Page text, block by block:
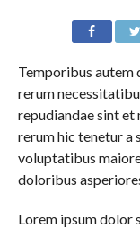
Temporibus
rerum
repudiandae sint et
rerum hic tenetur a
voluptatibus
doloribus
Lorem ipsum dolor